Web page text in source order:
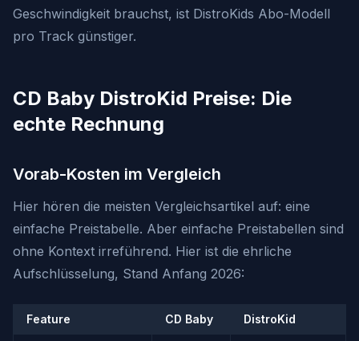
Geschwindigkeit brauchst, ist DistroKids Abo-Modell
pro Track günstiger.
CD Baby DistroKid Preise: Die
echte Rechnung
Vorab-Kosten im Vergleich
Hier hören die meisten Vergleichsartikel auf: eine
einfache Preistabelle. Aber einfache Preistabellen sind
ohne Kontext irreführend. Hier ist die ehrliche
Aufschlüsselung, Stand Anfang 2026:
Feature CD Baby DistroKid